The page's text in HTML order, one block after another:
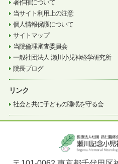
著作権について
当サイト利用上の注意
個人情報保護について
サイトマップ
当院倫理審査委員会
一般社団法人 瀬川小児神経学研究所
院長ブログ
リンク
社会と共に子どもの睡眠を守る会